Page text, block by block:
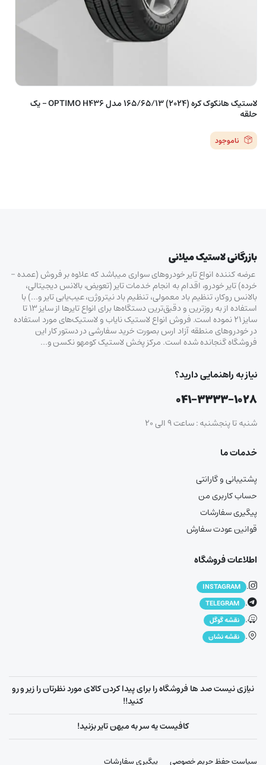
لاستیک هانکوک کره (2024) 165/65/13 مدل OPTIMO H436 – یک
حلقه
ناموجود
بازرگانی لاستیک میلانی
عرضه کننده انواع تایر خودروهای سواری میباشد که علاوه بر فروش (عمده –
خرده‌) تایر خودرو، اقدام به انجام خدمات تایر (تعویض، بالانس دیجیتالی،
بالانس روکار، تنظیم باد معمولی، تنظیم باد نیتروژن، عیب‌یابی تایر و…) با
استفاده از به روزترین و دقیق‌ترین دستگاه‌ها برای انواع تایرها از سایز ۱۳ تا
سایز ۲۱ نموده است. فروش انواع لاستیک‌ نایاب و لاستیک‌های مورد استفاده
در خودروهای منطقه آزاد ارس بصورت خرید سفارشی در دستور کار این
فروشگاه گنجانده شده است. مرکز پخش لاستیک کومهو نکسن و…
نیاز به راهنمایی دارید؟
۰۴۱-۳۳۳۳-۱۰۲۸
شنبه تا پنجشنبه : ساعت ۹ الی ۲۰
خدمات ما
پشتیبانی و گارانتی
حساب کاربری من
پیگیری سفارشات
قوانین عودت سفارش
اطلاعات فروشگاه
.
INSTAGRAM
.
TELEGRAM
. نقشه گوگل
. نقشه نشان
نیازی نیست صد ها فروشگاه را برای پیدا کردن کالای مورد نظرتان را زیر و رو
کنید!!
کافیست یه سر به میهن تایر بزنید!
سیاست حفظ حریم خصوصی پیگیری سفارشات